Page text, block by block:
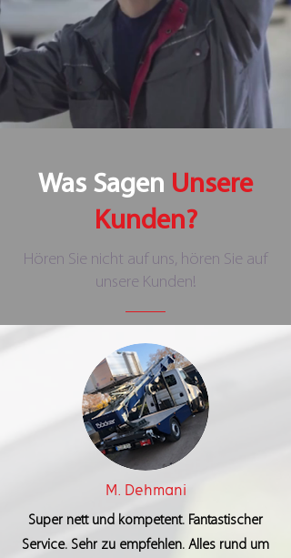
Was Sagen Unsere
Kunden?
Hören Sie nicht auf uns, hören Sie auf
unsere Kunden!
M. Dehmani
Super nett und kompetent. Fantastischer
Service. Sehr zu empfehlen. Alles rund um